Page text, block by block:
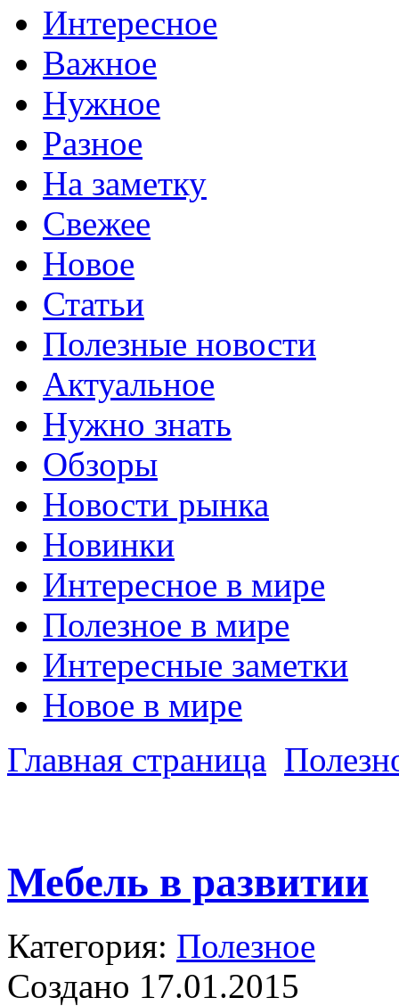
Интересное
Важное
Нужное
Разное
На заметку
Свежее
Новое
Статьи
Полезные новости
Актуальное
Нужно знать
Обзоры
Новости рынка
Новинки
Интересное в мире
Полезное в мире
Интересные заметки
Новое в мире
Главная страница
Мебель в развитии
Категория: Полезное
Создано 17.01.2015